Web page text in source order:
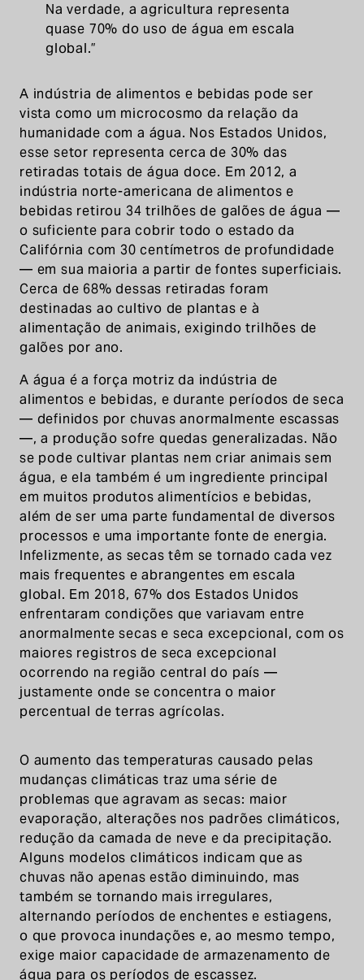
Na verdade, a agricultura representa
quase 70% do uso de água em escala
global.”
A indústria de alimentos e bebidas pode ser
vista como um microcosmo da relação da
humanidade com a água. Nos Estados Unidos,
esse setor representa cerca de 30% das
retiradas totais de água doce. Em 2012, a
indústria norte-americana de alimentos e
bebidas retirou 34 trilhões de galões de água —
o suficiente para cobrir todo o estado da
Califórnia com 30 centímetros de profundidade
— em sua maioria a partir de fontes superficiais.
Cerca de 68% dessas retiradas foram
destinadas ao cultivo de plantas e à
alimentação de animais, exigindo trilhões de
galões por ano.
A água é a força motriz da indústria de
alimentos e bebidas, e durante períodos de seca
— definidos por chuvas anormalmente escassas
—, a produção sofre quedas generalizadas. Não
se pode cultivar plantas nem criar animais sem
água, e ela também é um ingrediente principal
em muitos produtos alimentícios e bebidas,
além de ser uma parte fundamental de diversos
processos e uma importante fonte de energia.
Infelizmente, as secas têm se tornado cada vez
mais frequentes e abrangentes em escala
global. Em 2018, 67% dos Estados Unidos
enfrentaram condições que variavam entre
anormalmente secas e seca excepcional, com os
maiores registros de seca excepcional
ocorrendo na região central do país —
justamente onde se concentra o maior
percentual de terras agrícolas.
O aumento das temperaturas causado pelas
mudanças climáticas traz uma série de
problemas que agravam as secas: maior
evaporação, alterações nos padrões climáticos,
redução da camada de neve e da precipitação.
Alguns modelos climáticos indicam que as
chuvas não apenas estão diminuindo, mas
também se tornando mais irregulares,
alternando períodos de enchentes e estiagens,
o que provoca inundações e, ao mesmo tempo,
exige maior capacidade de armazenamento de
água para os períodos de escassez.